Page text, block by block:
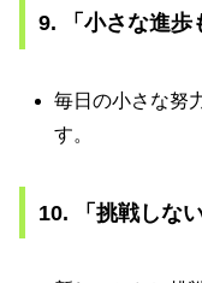
9. 「小さな進歩
毎日の小さな努
す。
10. 「挑戦しな